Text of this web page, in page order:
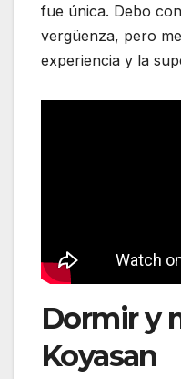
fue única. Debo
vergüenza, pero
experiencia y la
Dormir y
Koyasan